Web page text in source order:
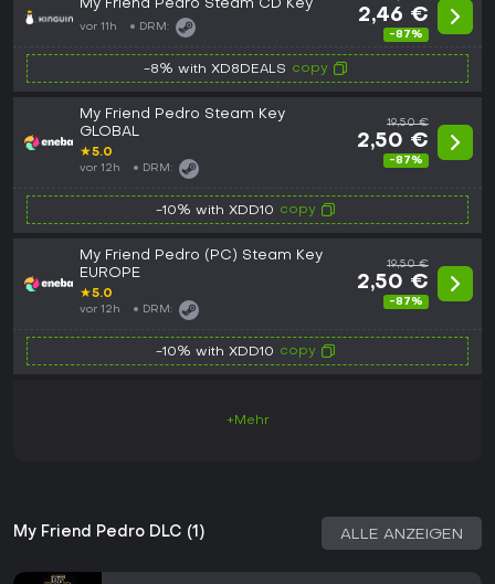
My Friend Pedro Steam CD Key
vor 11h DRM:
2,46 €
-87%
-8% with XD8DEALS copy
My Friend Pedro Steam Key
GLOBAL
★5.0
vor 12h DRM:
19,50 €
2,50 €
-87%
-10% with XDD10 copy
My Friend Pedro (PC) Steam Key
EUROPE
★5.0
vor 12h DRM:
19,50 €
2,50 €
-87%
-10% with XDD10 copy
+Mehr
My Friend Pedro DLC (1) ALLE ANZEIGEN